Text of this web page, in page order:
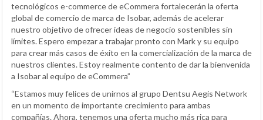
tecnológicos e-commerce de eCommera fortalecerán la oferta
global de comercio de marca de Isobar, además de acelerar
nuestro objetivo de ofrecer ideas de negocio sostenibles sin
límites. Espero empezar a trabajar pronto con Mark y su equipo
para crear más casos de éxito en la comercialización de la marca de
nuestros clientes. Estoy realmente contento de dar la bienvenida
a Isobar al equipo de eCommera”
“Estamos muy felices de unirnos al grupo Dentsu Aegis Network
en un momento de importante crecimiento para ambas
compañías. Ahora, tenemos una oferta mucho más rica para